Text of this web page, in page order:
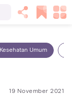
Kesehatan Umum
19 November 2021